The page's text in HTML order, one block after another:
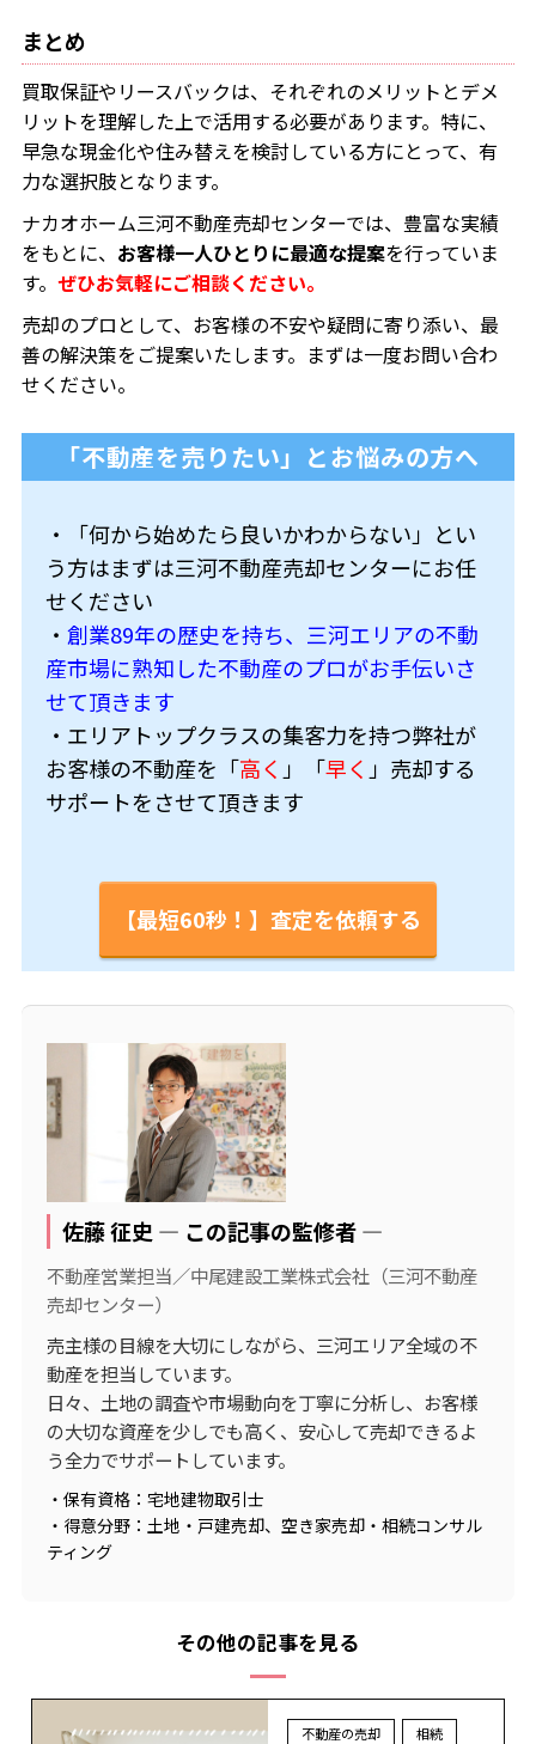
まとめ
買取保証やリースバックは、それぞれのメリットとデメ
リットを理解した上で活用する必要があります。特に、
早急な現金化や住み替えを検討している方にとって、有
力な選択肢となります。
ナカオホーム三河不動産売却センターでは、豊富な実績
をもとに、 お客様一人ひとりに最適な提案を行っていま
す。 ぜひお気軽にご相談ください。
売却のプロとして、お客様の不安や疑問に寄り添い、最
善の解決策をご提案いたします。まずは一度お問い合わ
せください。
「不動産を売りたい」とお悩みの方へ
・「何から始めたら良いかわからない」とい
う方はまずは三河不動産売却センターにお任
せください
・ 創業89年の歴史を持ち、三河エリアの不動
産市場に熟知した不動産のプロがお手伝いさ
せて頂きます
・エリアトップクラスの集客力を持つ弊社が
お客様の不動産を「高く 」「早く 」売却する
サポートをさせて頂きます
【最短60秒！】査定を依頼する
佐藤 征史 ― この記事の監修者 ―
不動産営業担当／中尾建設工業株式会社（三河不動産
売却センター）
売主様の目線を大切にしながら、三河エリア全域の不
動産を担当しています。
日々、土地の調査や市場動向を丁寧に分析し、お客様
の大切な資産を少しでも高く、安心して売却できるよ
う全力でサポートしています。
・保有資格：宅地建物取引士
・得意分野：土地・戸建売却、空き家売却・相続コンサル
ティング
その他の記事を見る
不動産の売却
相続